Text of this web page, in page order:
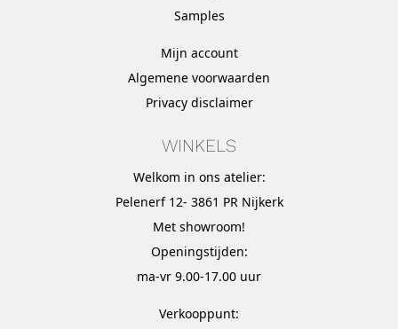
Samples
Mijn account
Algemene voorwaarden
Privacy disclaimer
WINKELS
Welkom in ons atelier:
Pelenerf 12- 3861 PR Nijkerk
Met showroom!
Openingstijden:
ma-vr 9.00-17.00 uur
Verkooppunt: